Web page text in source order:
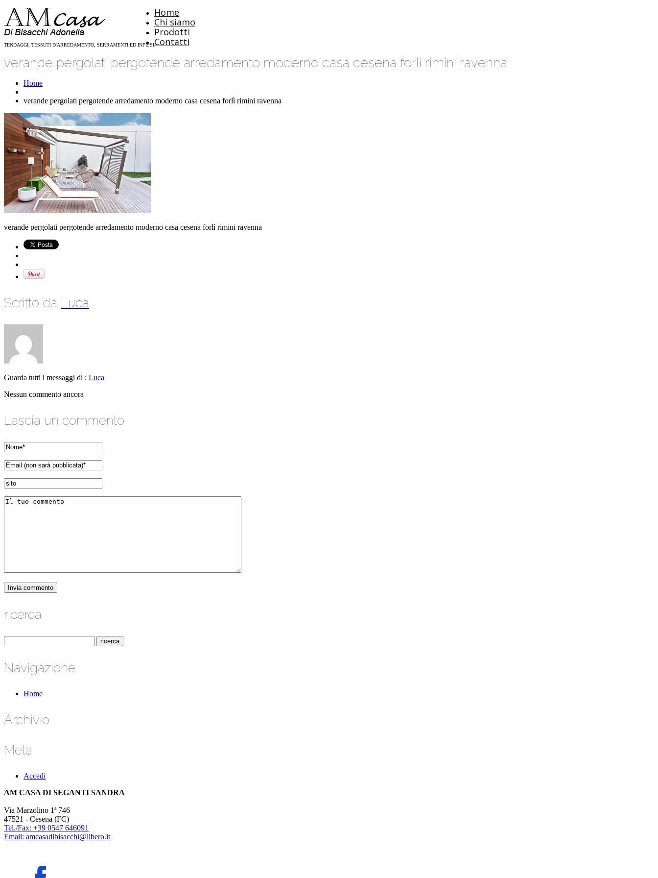
TENDAGGI, TESSUTI D'ARREDAMENTO, SERRAMENTI ED INFISSI
Home
Chi siamo
Prodotti
Contatti
verande pergolati pergotende arredamento moderno casa cesena forlì rimini ravenna
Home
verande pergolati pergotende arredamento moderno casa cesena forlì rimini ravenna
verande pergolati pergotende arredamento moderno casa cesena forlì rimini ravenna
Scritto da Luca
Guarda tutti i messaggi di : Luca
Nessun commento ancora
Lascia un commento
ricerca
Navigazione
Home
Archivio
Meta
Accedi
AM CASA DI SEGANTI SANDRA
Via Marzolino 1ª 746
47521 - Cesena (FC)
Tel./Fax: +39 0547 646091
Email: amcasadibisacchi@libero.it